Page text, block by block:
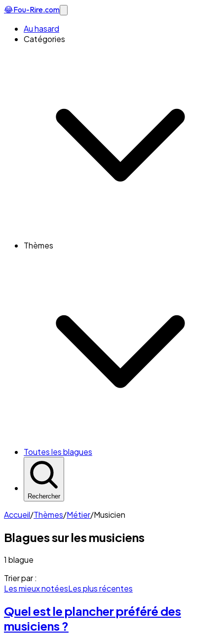
😂Fou-Rire.com
Au hasard
Catégories
Thèmes
Toutes les blagues
Rechercher
Accueil/Thèmes/Métier/Musicien
Blagues sur lesmusiciens
1 blague
Trier par :
Les mieux notéesLes plus récentes
Quel est le plancher préféré des
musiciens ?